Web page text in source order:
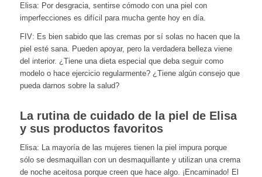
Elisa: Por desgracia, sentirse cómodo con una piel con
imperfecciones es difícil para mucha gente hoy en día.
FIV: Es bien sabido que las cremas por sí solas no hacen que la
piel esté sana. Pueden apoyar, pero la verdadera belleza viene
del interior. ¿Tiene una dieta especial que deba seguir como
modelo o hace ejercicio regularmente? ¿Tiene algún consejo que
pueda darnos sobre la salud?
La rutina de cuidado de la piel de Elisa
y sus productos favoritos
Elisa: La mayoría de las mujeres tienen la piel impura porque
sólo se desmaquillan con un desmaquillante y utilizan una crema
de noche aceitosa porque creen que hace algo. ¡Encaminado! El